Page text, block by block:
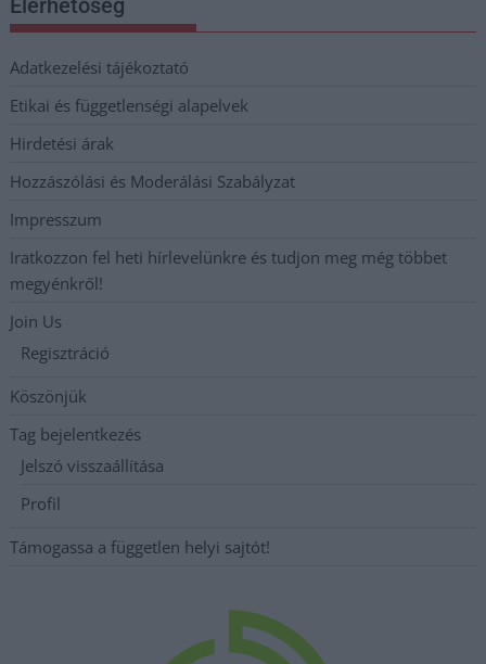
Elérhetőség
Adatkezelési tájékoztató
Etikai és függetlenségi alapelvek
Hirdetési árak
Hozzászólási és Moderálási Szabályzat
Impresszum
Iratkozzon fel heti hírlevelünkre és tudjon meg még többet
megyénkről!
Join Us
Regisztráció
Köszönjük
Tag bejelentkezés
Jelszó visszaállítása
Profil
Támogassa a független helyi sajtót!